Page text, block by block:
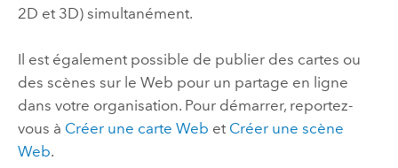
2D et 3D) simultanément.
Il est également possible de publier des cartes ou
des scènes sur le Web pour un partage en ligne
dans votre organisation. Pour démarrer, reportez-
vous à Créer une carte Web et Créer une scène
Web.